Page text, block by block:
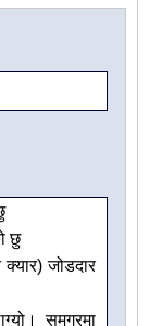
छु
जोडदार
समग्रमा